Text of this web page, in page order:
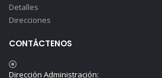
Detalles
Direcciones
CONTÁCTENOS
Dirección Administración: